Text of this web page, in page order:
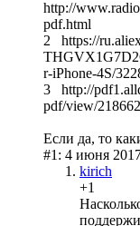
http://
pdf.html
2 https://
r-iPhone-4S/
3 http://
pdf/view/
Если да, то
#1: 4 июня
kirich
+1